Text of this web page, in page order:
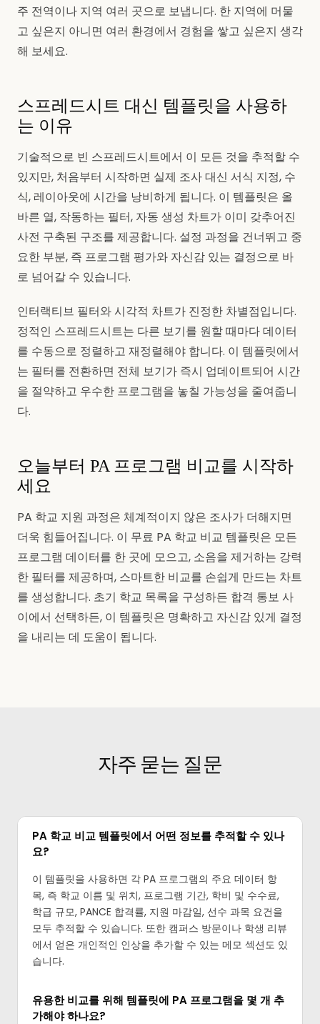
주 전역이나 지역 여러 곳으로 보냅니다. 한 지역에 머물
고 싶은지 아니면 여러 환경에서 경험을 쌓고 싶은지 생각
해 보세요.
스프레드시트 대신 템플릿을 사용하
는 이유
기술적으로 빈 스프레드시트에서 이 모든 것을 추적할 수
있지만, 처음부터 시작하면 실제 조사 대신 서식 지정, 수
식, 레이아웃에 시간을 낭비하게 됩니다. 이 템플릿은 올
바른 열, 작동하는 필터, 자동 생성 차트가 이미 갖추어진
사전 구축된 구조를 제공합니다. 설정 과정을 건너뛰고 중
요한 부분, 즉 프로그램 평가와 자신감 있는 결정으로 바
로 넘어갈 수 있습니다.
인터랙티브 필터와 시각적 차트가 진정한 차별점입니다.
정적인 스프레드시트는 다른 보기를 원할 때마다 데이터
를 수동으로 정렬하고 재정렬해야 합니다. 이 템플릿에서
는 필터를 전환하면 전체 보기가 즉시 업데이트되어 시간
을 절약하고 우수한 프로그램을 놓칠 가능성을 줄여줍니
다.
오늘부터 PA 프로그램 비교를 시작하
세요
PA 학교 지원 과정은 체계적이지 않은 조사가 더해지면
더욱 힘들어집니다. 이 무료 PA 학교 비교 템플릿은 모든
프로그램 데이터를 한 곳에 모으고, 소음을 제거하는 강력
한 필터를 제공하며, 스마트한 비교를 손쉽게 만드는 차트
를 생성합니다. 초기 학교 목록을 구성하든 합격 통보 사
이에서 선택하든, 이 템플릿은 명확하고 자신감 있게 결정
을 내리는 데 도움이 됩니다.
자주 묻는 질문
PA 학교 비교 템플릿에서 어떤 정보를 추적할 수 있나
요?
이 템플릿을 사용하면 각 PA 프로그램의 주요 데이터 항
목, 즉 학교 이름 및 위치, 프로그램 기간, 학비 및 수수료,
학급 규모, PANCE 합격률, 지원 마감일, 선수 과목 요건을
모두 추적할 수 있습니다. 또한 캠퍼스 방문이나 학생 리뷰
에서 얻은 개인적인 인상을 추가할 수 있는 메모 섹션도 있
습니다.
유용한 비교를 위해 템플릿에 PA 프로그램을 몇 개 추
가해야 하나요?